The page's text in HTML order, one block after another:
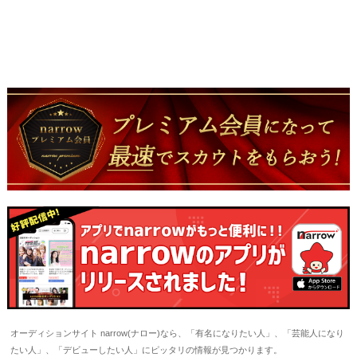
オーディションサイト narrow(ナロー)なら、「有名になりたい人」、「芸能人になり
たい人」、「デビューしたい人」にピッタリの情報が見つかります。